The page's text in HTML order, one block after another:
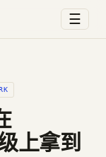
☰
上拿到